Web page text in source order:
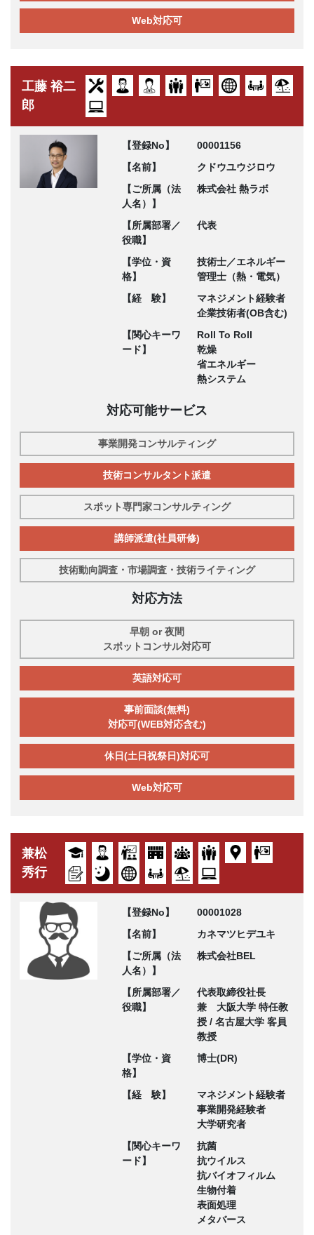
Web対応可
工藤 裕二
郎
【登録No】
00001156
【名前】
クドウユウジロウ
【ご所属（法
人名）】
株式会社 熱ラボ
【所属部署／
役職】
代表
【学位・資
格】
技術士／エネルギー
管理士（熱・電気）
【経 験】
マネジメント経験者
企業技術者(OB含む)
【関心キーワ
ード】
Roll To Roll
乾燥
省エネルギー
熱システム
対応可能サービス
事業開発コンサルティング
技術コンサルタント派遣
スポット専門家コンサルティング
講師派遣(社員研修)
技術動向調査・市場調査・技術ライティング
対応方法
早朝 or 夜間
スポットコンサル対応可
英語対応可
事前面談(無料)
対応可(WEB対応含む)
休日(土日祝祭日)対応可
Web対応可
兼松
秀行
【登録No】
00001028
【名前】
カネマツヒデユキ
【ご所属（法
人名）】
株式会社BEL
【所属部署／
役職】
代表取締役社長
兼 大阪大学 特任教
授 / 名古屋大学 客員
教授
【学位・資
格】
博士(DR)
【経 験】
マネジメント経験者
事業開発経験者
大学研究者
【関心キーワ
ード】
抗菌
抗ウイルス
抗バイオフィルム
生物付着
表面処理
メタバース